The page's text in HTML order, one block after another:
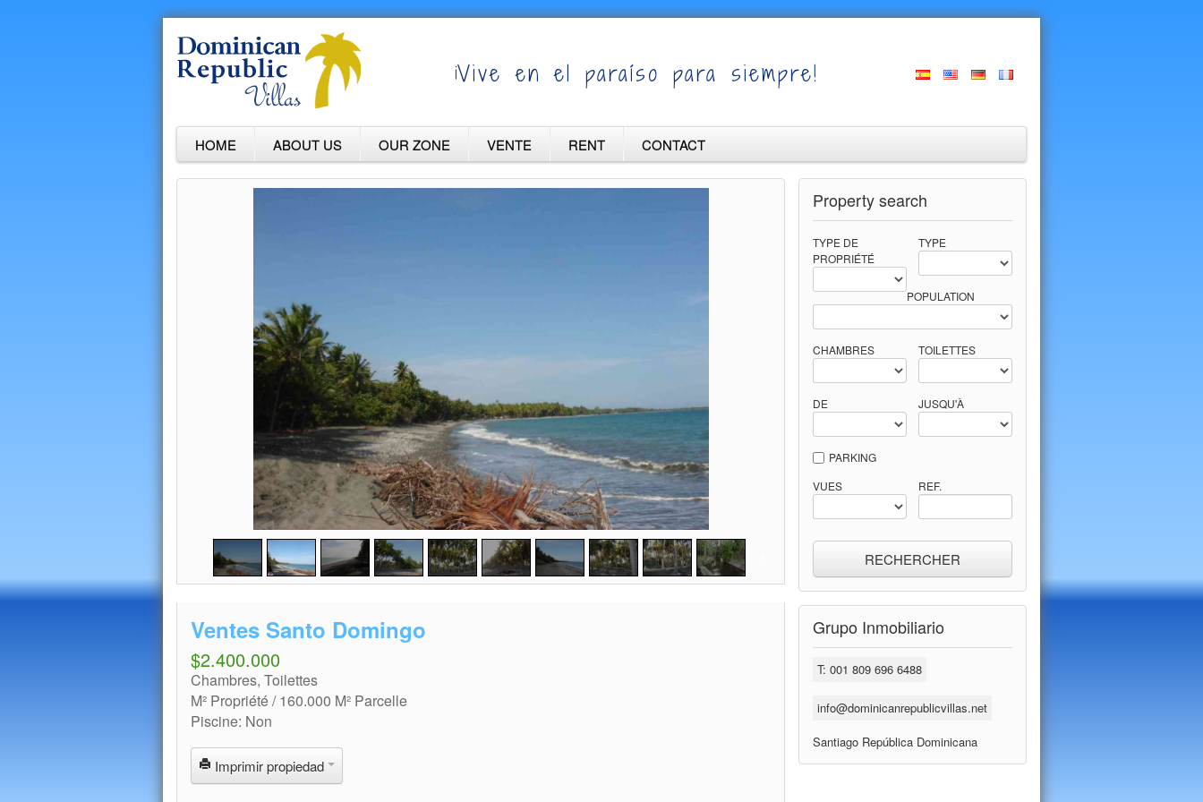
¡Vive en el paraíso para siempre!
HOME ABOUT US OUR ZONE VENTE RENT CONTACT
Ventes Santo Domingo
$2.400.000
Chambres, Toilettes
M² Propriété / 160.000 M² Parcelle
Piscine: Non
Imprimir propiedad
Property search
TYPE DE
PROPRIÉTÉ
TYPE
POPULATION
CHAMBRES TOILETTES
DE JUSQU'À
PARKING
VUES
REF.
Grupo Inmobiliario
T: 001 809 696 6488
info@dominicanrepublicvillas.net
Santiago República Dominicana